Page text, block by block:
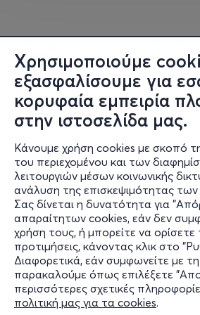
Χρησιμοποιούμε
εξασφαλίσουμε για
κορυφαία εμπειρία
στην ιστοσελίδα μας.
Κάνουμε χρήση cookies με σκοπό
του περιεχομένου και των
λειτουργιών μέσων κοινωνικής
ανάλυση της επισκεψιμότητας
Σας δίνεται η δυνατότητα για
απαραίτητων cookies, εάν δεν
χρήση τους, ή μπορείτε να ορίσετε
προτιμήσεις, κάνοντας κλικ στο
Διαφορετικά, εάν συμφωνείτε με
παρακαλούμε όπως επιλέξετε
περισσότερες σχετικές
πολιτική μας για τα cookies.
με καταπληκτική θέα. Στη Μονή
Σχολειό που λειτούργησε κατά τη
Τουρκοκρατίας. Διατηρείται σε
προσφέρεται για επίσκεψη. Επίσης,
γλυκό κουταλιού τριαντάφυλλο
ίδιοι οι μοναχοί, οι οποίοι είναι
προμηθευτούμεγίγαντες, φασόλια
υψηλή διατροφική αξίακαθώς και
προϊόντα από τα μαγαζάκια της
σφραγίδα των ντόπιων
στην περιοχή για να απολαύσουμε
γεύμα!
Το απόγευμα, θα ξεκινήσουμε για
Αθήνα με μικρές στάσεις για
Πληροφορίες
Υποστήριξη
Stay Connected